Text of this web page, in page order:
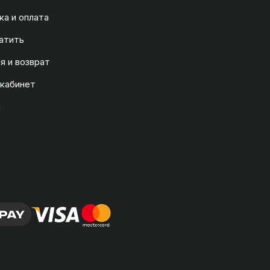
и оплата
и возврат